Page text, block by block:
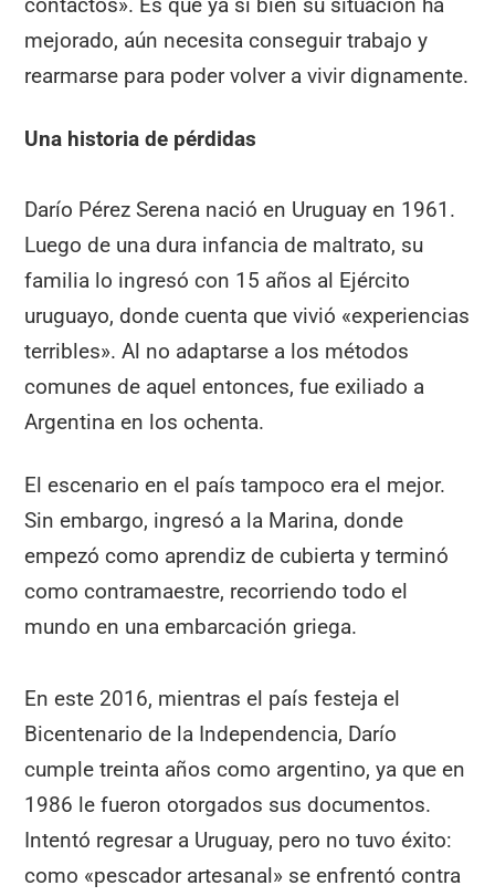
mejorado, aún necesita conseguir trabajo y
rearmarse para poder volver a vivir dignamente.
Una historia de pérdidas
Darío Pérez Serena nació en Uruguay en 1961.
Luego de una dura infancia de maltrato, su
familia lo ingresó con 15 años al Ejército
uruguayo, donde cuenta que vivió «experiencias
terribles». Al no adaptarse a los métodos
comunes de aquel entonces, fue exiliado a
Argentina en los ochenta.
El escenario en el país tampoco era el mejor.
Sin embargo, ingresó a la Marina, donde
empezó como aprendiz de cubierta y terminó
como contramaestre, recorriendo todo el
mundo en una embarcación griega.
En este 2016, mientras el país festeja el
Bicentenario de la Independencia, Darío
cumple treinta años como argentino, ya que en
1986 le fueron otorgados sus documentos.
Intentó regresar a Uruguay, pero no tuvo éxito:
como «pescador artesanal» se enfrentó contra